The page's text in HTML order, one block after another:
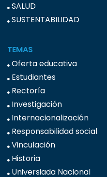
SALUD
SUSTENTABILIDAD
TEMAS
Oferta educativa
Estudiantes
Rectoría
Investigación
Internacionalización
Responsabilidad social
Vinculación
Historia
Universiada Nacional